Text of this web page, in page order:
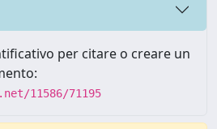
per citare o creare un
11586/71195